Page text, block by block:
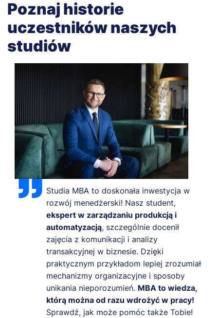
Poznaj historie
uczestników naszych
studiów
Studia MBA to doskonała inwestycja w
rozwój menedżerski! Nasz student,
ekspert w zarządzaniu produkcją i
automatyzacją, szczególnie docenił
zajęcia z komunikacji i analizy
transakcyjnej w biznesie. Dzięki
praktycznym przykładom lepiej zrozumiał
mechanizmy organizacyjne i sposoby
unikania nieporozumień. MBA to wiedza,
którą można od razu wdrożyć w pracy!
Sprawdź, jak może pomóc także Tobie!